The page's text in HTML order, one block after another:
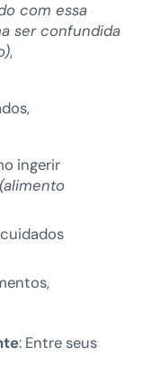
com essa
ser confundida
,
ingerir
(alimento
: Entre seus